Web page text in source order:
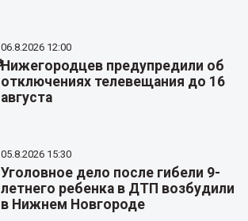
06.8.2026 12:00
Нижегородцев предупредили об
отключениях телевещания до 16
августа
05.8.2026 15:30
Уголовное дело после гибели 9-
летнего ребенка в ДТП возбудили
в Нижнем Новгороде